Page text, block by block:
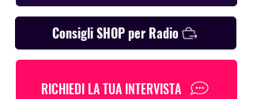
RICHIEDI LA TUA INTERVISTA
Consigli SHOP per Radio